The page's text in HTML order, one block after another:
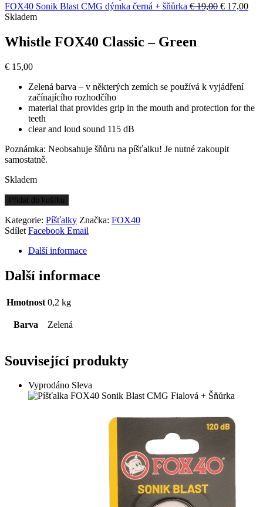
FOX40 Sonik Blast CMG dýmka černá + šňůrka €19,00 Původní
€ 17,00
Skladem
Whistle FOX40 Classic – Green
€ 15,00
Zelená barva – v některých zemích se používá k vyjádření
začínajícího rozhodčího
material that provides grip in the mouth and protection for the
teeth
clear and loud sound 115 dB
Poznámka: Neobsahuje šňůru na píšťalku! Je nutné zakoupit
samostatně.
Skladem
Whistle
Classic
-
množství
Přidat do košíku
Kategorie: Píšťalky Značka: FOX40
Sdílet Facebook Email
Další informace
Další informace
Hmotnost 0,2 kg
Barva Zelená
Související produkty
Vyprodáno Sleva